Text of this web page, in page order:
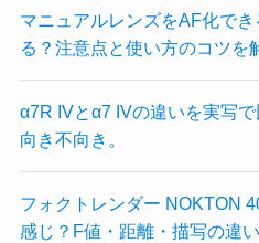
マニュアルレンズをAF化で
る？注意点と使い方のコツを
α7R IVとα7 IVの違いを実写
向き不向き。
フォクトレンダー NOKTON
感じ？F値・距離・描写の違